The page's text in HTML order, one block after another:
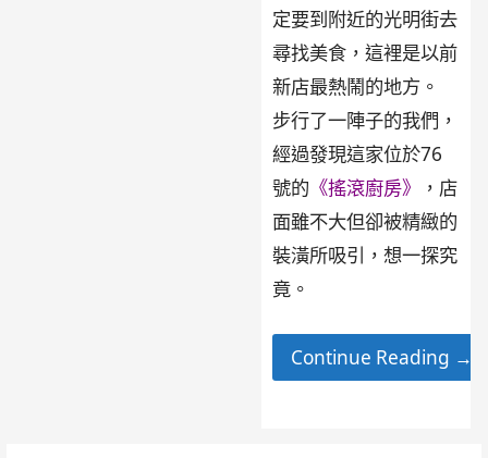
定要到附近的光明街去
尋找美食，這裡是以前
新店最熱鬧的地方。
步行了一陣子的我們，
經過發現這家位於76
號的 《搖滾廚房》
，店
面雖不大但卻被精緻的
裝潢所吸引，想一探究
竟。
Continue Reading →